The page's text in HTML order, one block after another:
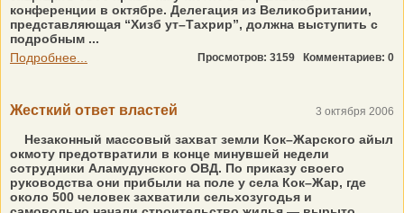
конференции в октябре. Делегация из Великобритании,
представляющая “Хизб ут–Тахрир”, должна выступить с
подробным ...
Подробнее...
Просмотров: 3159 Комментариев: 0
Жесткий ответ властей 3 октября 2006
Незаконный массовый захват земли Кок–Жарского айыл
окмоту предотвратили в конце минувшей недели
сотрудники Аламудунского ОВД. По приказу своего
руководства они прибыли на поле у села Кок–Жар, где
около 500 человек захватили сельхозугодья и